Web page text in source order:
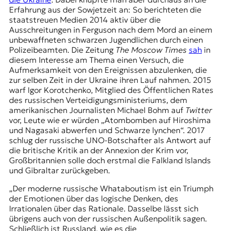
Erfahrung aus der Sowjetzeit an: So berichteten die
staatstreuen Medien 2014 aktiv über die
Ausschreitungen in Ferguson nach dem Mord an einem
unbewaffneten schwarzen Jugendlichen durch einen
Polizeibeamten. Die Zeitung The Moscow Times sahin
diesem Interesse am Thema einen Versuch, die
Aufmerksamkeit von den Ereignissen abzulenken, die
zur selben Zeit in der Ukraine ihren Lauf nahmen. 2015
warf Igor Korotchenko, Mitglied des Öffentlichen Rates
des russischen Verteidigungsministeriums, dem
amerikanischen Journalisten Michael Bohm auf Twitter
vor, Leute wie er würden „Atombomben auf Hiroshima
und Nagasaki abwerfen und Schwarze lynchen“. 2017
schlug der russische UNO-Botschafter als Antwort auf
die britische Kritik an der Annexion der Krim vor,
Großbritannien solle doch erstmal die Falkland Islands
und Gibraltar zurückgeben.
„Der moderne russische Whataboutism ist ein Triumph
der Emotionen über das logische Denken, des
Irrationalen über das Rationale. Dasselbe lässt sich
übrigens auch von der russischen Außenpolitik sagen.
Schließlich ist Russland, wie es die